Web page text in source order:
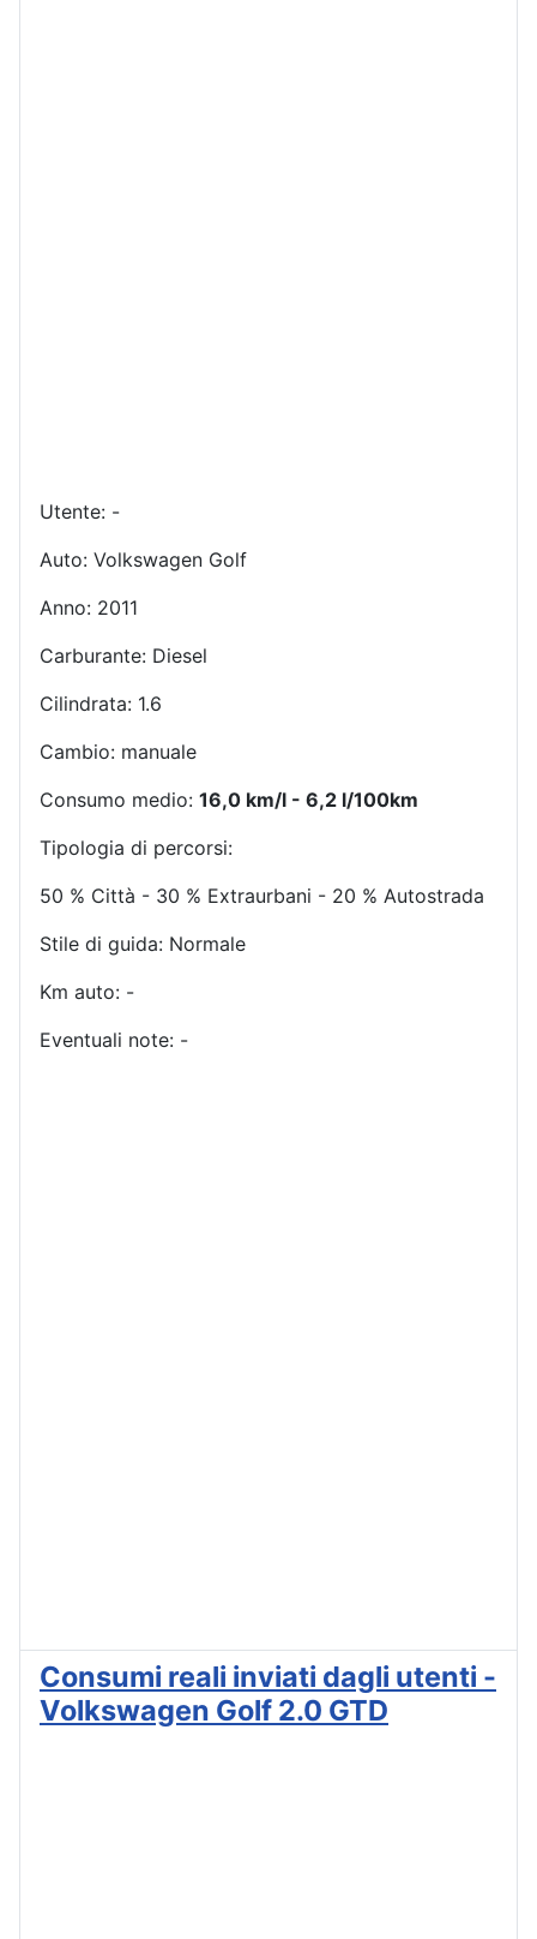
Utente: -
Auto: Volkswagen Golf
Anno: 2011
Carburante: Diesel
Cilindrata: 1.6
Cambio: manuale
Consumo medio: 16,0 km/l - 6,2 l/100km
Tipologia di percorsi:
50 % Città - 30 % Extraurbani - 20 % Autostrada
Stile di guida: Normale
Km auto: -
Eventuali note: -
Consumi reali inviati dagli utenti -
Volkswagen Golf 2.0 GTD